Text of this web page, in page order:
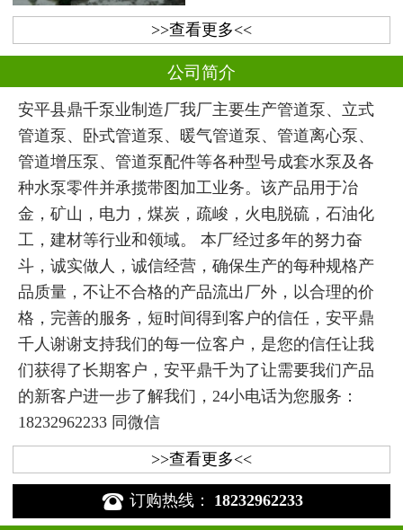
>>查看更多<<
公司简介
安平县鼎千泵业制造厂我厂主要生产管道泵、立式
管道泵、卧式管道泵、暖气管道泵、管道离心泵、
管道增压泵、管道泵配件等各种型号成套水泵及各
种水泵零件并承揽带图加工业务。该产品用于冶
金，矿山，电力，煤炭，疏峻，火电脱硫，石油化
工，建材等行业和领域。 本厂经过多年的努力奋
斗，诚实做人，诚信经营，确保生产的每种规格产
品质量，不让不合格的产品流出厂外，以合理的价
格，完善的服务，短时间得到客户的信任，安平鼎
千人谢谢支持我们的每一位客户，是您的信任让我
们获得了长期客户，安平鼎千为了让需要我们产品
的新客户进一步了解我们，24小电话为您服务：
18232962233 同微信
>>查看更多<<
 订购热线： 18232962233